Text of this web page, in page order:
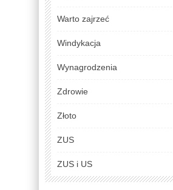
Warto zajrzeć
Windykacja
Wynagrodzenia
Zdrowie
Złoto
ZUS
ZUS i US